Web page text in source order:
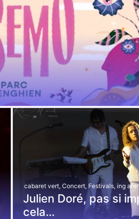
cabaret vert, Concert, Festivals, ing
Julien Doré, pas si
cela…